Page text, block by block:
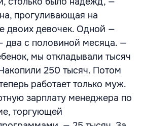
прогуливающая на
двоих девочек. Одной —
два с половиной месяца. —
мы откладывали тысяч
250 тысяч. Потом
работает только муж.
зарплату менеджера по
торгующей